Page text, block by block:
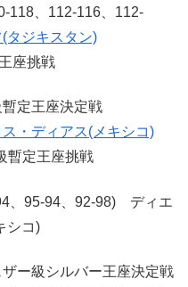
118、112-116、112-
タジキスタン)
座挑戦
定王座決定戦
ス・ディアス(メキシコ)
暫定王座挑戦
、95-94、92-98) ディエ
シコ)
ー級シルバー王座決定戦